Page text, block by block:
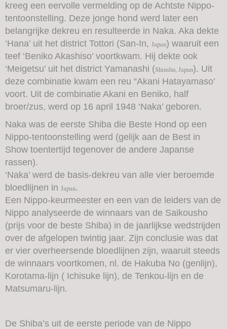
kreeg een eervolle vermelding op de Achtste Nippo-
tentoonstelling. Deze jonge hond werd later een
belangrijke dekreu en resulteerde in Naka. Aka dekte
‘Hana’ uit het district Tottori (San-In, Japan) waaruit een
teef ‘Beniko Akashiso’ voortkwam. Hij dekte ook
‘Meigetsu’ uit het district Yamanashi (Shinshu,Japan). Uit
deze combinatie kwam een reu “Akani Hatayamaso’
voort. Uit de combinatie Akani en Beniko, half
broer/zus, werd op 16 april 1948 ‘Naka’ geboren.
Naka was de eerste Shiba die Beste Hond op een
Nippo-tentoonstelling werd (gelijk aan de Best in
Show toentertijd tegenover de andere Japanse
rassen).
‘Naka’ werd de basis-dekreu van alle vier beroemde
bloedlijnen in Japan.
Een Nippo-keurmeester en een van de leiders van de
Nippo analyseerde de winnaars van de Saikousho
(prijs voor de beste Shiba) in de jaarlijkse wedstrijden
over de afgelopen twintig jaar. Zijn conclusie was dat
er vier overheersende bloedlijnen zijn, waaruit steeds
de winnaars voortkomen, nl. de Hakuba No (genlijn),
Korotama-lijn ( Ichisuke lijn), de Tenkou-lijn en de
Matsumaru-lijn.
De Shiba’s uit de eerste periode van de Nippo